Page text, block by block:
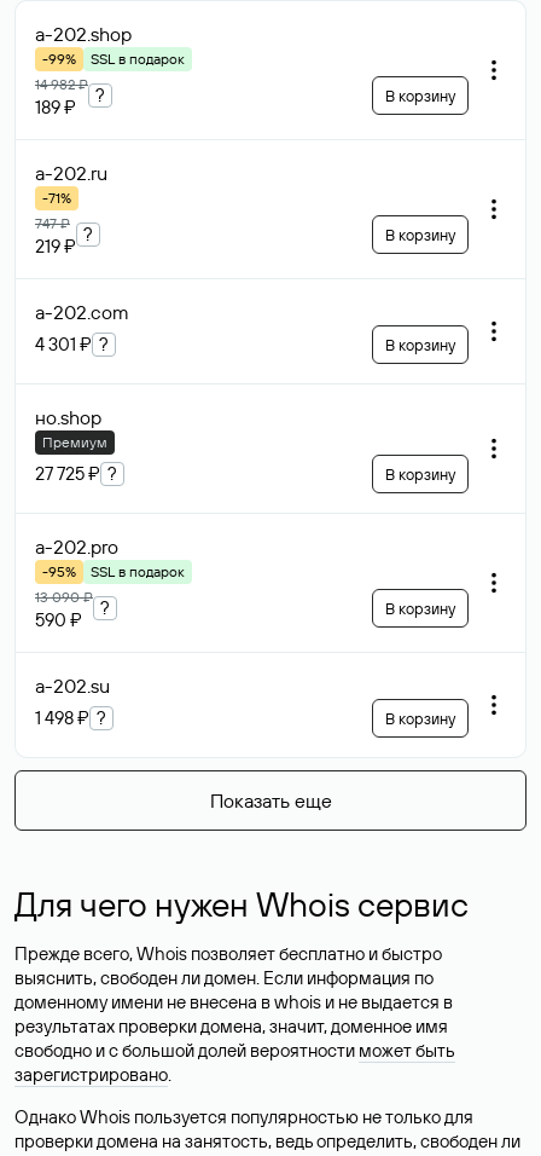
a-202.shop
-99%
SSL в подарок
14 982 ₽
189 ₽
? В корзину
a-202.ru
-71%
747 ₽
219 ₽
? В корзину
a-202.com
4 301 ₽ ? В корзину
но.shop
Премиум
27 725 ₽ ? В корзину
a-202.pro
-95%
SSL в подарок
13 090 ₽
590 ₽
? В корзину
a-202.su
1 498 ₽ ? В корзину
Показать еще
Для чего нужен Whois сервис
Прежде всего, Whois позволяет бесплатно и быстро
выяснить, свободен ли домен. Если информация по
доменному имени не внесена в whois и не выдается в
результатах проверки домена, значит, доменное имя
свободно и с большой долей вероятности может быть
зарегистрировано.
Однако Whois пользуется популярностью не только для
проверки домена на занятость, ведь определить, свободен ли